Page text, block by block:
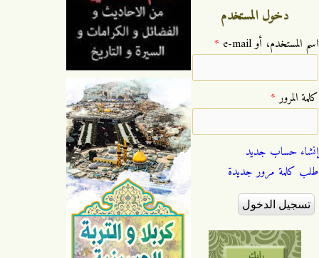
دخول المستخدم
‏اسم المستخدم، أو e-mail ‏ *
‏كلمة المرور ‏*
إنشاء حساب جديد
طلب كلمة مرور جديدة